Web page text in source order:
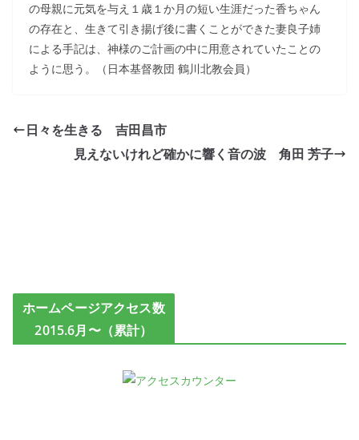
の母親に元気を与え１歳１か月の短い生涯だった香ちゃん
の存在と、生きて引き揚げ後に書くことができた妻良子姉
による手記は、神様のご計画の中に用意されていたことの
ように思う。（日本基督教団 鶴川北教会員）
日々を生きる 吉田昌市
見えないけれど確かに響く音の波 角田 芳子
ホームページアクセス数
2015.6月〜（累計）